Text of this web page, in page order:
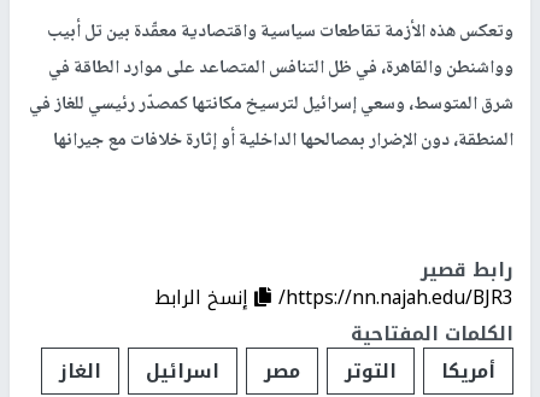
وتعكس هذه الأزمة تقاطعات سياسية واقتصادية معقّدة بين تل أبيب
وواشنطن والقاهرة، في ظل التنافس المتصاعد على موارد الطاقة في
شرق المتوسط، وسعي إسرائيل لترسيخ مكانتها كمصدّر رئيسي للغاز في
المنطقة، دون الإضرار بمصالحها الداخلية أو إثارة خلافات مع جيرانها
رابط قصير
https://nn.najah.edu/BJR3/
إنسخ الرابط
الكلمات المفتاحية
أمريكا
التوتر مصر اسرائيل الغاز